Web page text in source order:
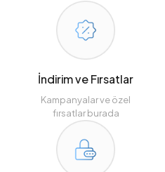
İndirim ve Fırsatlar
Kampanyalar ve özel
fırsatlar burada